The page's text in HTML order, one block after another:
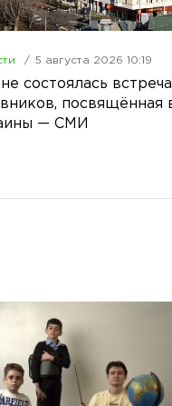
5 августа 2026 10:19
состоялась
посвящённая
— СМИ